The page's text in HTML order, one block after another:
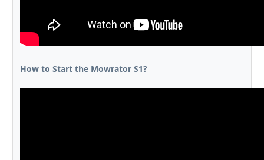
How to Start the Mowrator S1?